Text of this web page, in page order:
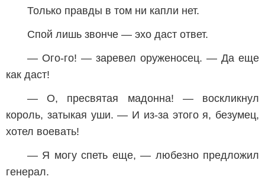
Только правды в том ни капли нет.
Спой лишь звонче — эхо даст ответ.
— Ого-го! — заревел оруженосец. — Да еще
как даст!
— О, пресвятая мадонна! — воскликнул
король, затыкая уши. — И из-за этого я, безумец,
хотел воевать!
— Я могу спеть еще, — любезно предложил
генерал.